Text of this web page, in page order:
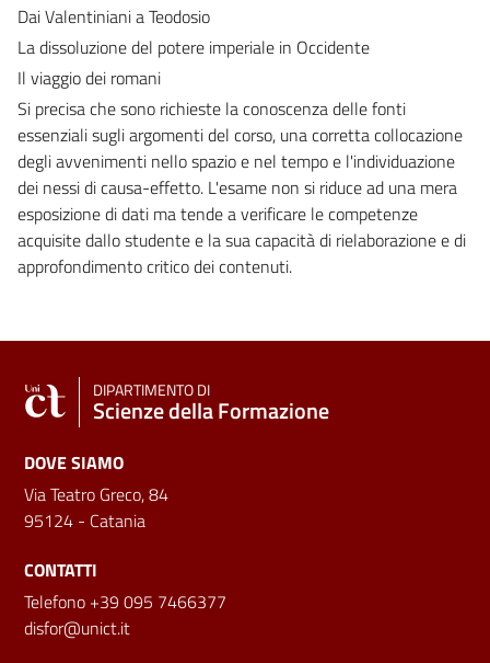
Dai Valentiniani a Teodosio
La dissoluzione del potere imperiale in Occidente
Il viaggio dei romani
Si precisa che sono richieste la conoscenza delle fonti
essenziali sugli argomenti del corso, una corretta collocazione
degli avvenimenti nello spazio e nel tempo e l'individuazione
dei nessi di causa-effetto. L'esame non si riduce ad una mera
esposizione di dati ma tende a verificare le competenze
acquisite dallo studente e la sua capacità di rielaborazione e di
approfondimento critico dei contenuti.
DIPARTIMENTO DI
Scienze della Formazione
DOVE SIAMO
Via Teatro Greco, 84
95124 - Catania
CONTATTI
Telefono +39 095 7466377
disfor@unict.it